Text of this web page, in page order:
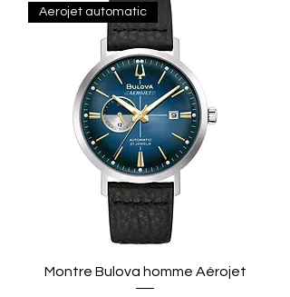
Aerojet automatic
Montre Bulova homme Aérojet